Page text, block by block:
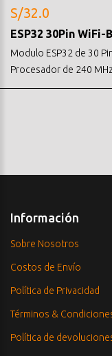
S/32.0
ESP32 30Pin
Modulo ESP32 de 30
Procesador de 240
Información
Sobre Nosotros
Costos de Envío
Política de Privacidad
Términos &
Política de